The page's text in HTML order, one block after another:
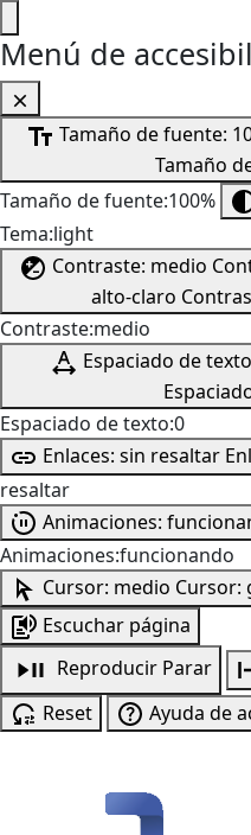
Menú de
Tamaño de fuente:
Tamaño
Tamaño de fuente:100%
Tema:light
Contraste: medio
alto-claro
Contraste:medio
Espaciado de
Espaciado de texto:0
Enlaces: sin resaltar
resaltar
Animaciones:
Animaciones:funcionando
Cursor: medio Cursor:
Escuchar página
Reproducir Parar
Reset
Ayuda de